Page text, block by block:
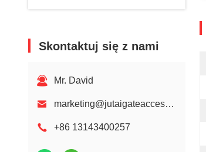
Skontaktuj się z nami
Mr. David
marketing@jutaigateaccess.com
+86 13143400257